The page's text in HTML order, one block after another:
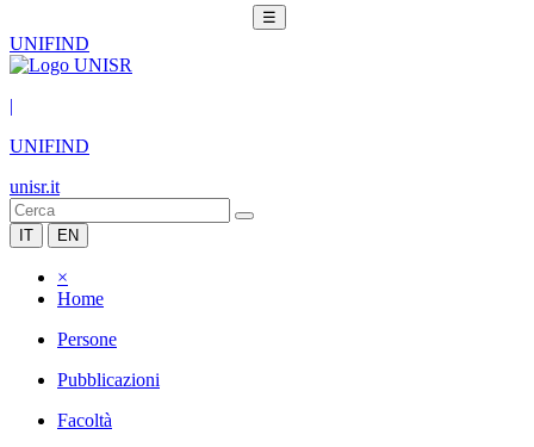
☰
UNIFIND
|
UNIFIND
unisr.it
IT EN
×
Home
Persone
Pubblicazioni
Facoltà